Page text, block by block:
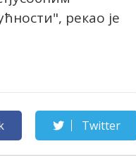
рекао је
Twitter